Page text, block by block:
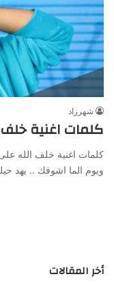
شهرزاد
كلمات اغنية
كلمات اغنية خلف الله
ويوم الما اشوفك .. يهد
أخر المقالات